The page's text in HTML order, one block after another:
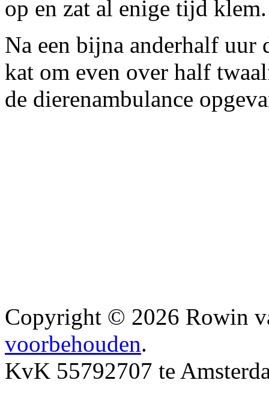
op en zat al enige tijd klem.
Na een bijna anderhalf uur
kat om even over half
de dierenambulance
Copyright © 2026 Rowin
voorbehouden.
KvK 55792707 te